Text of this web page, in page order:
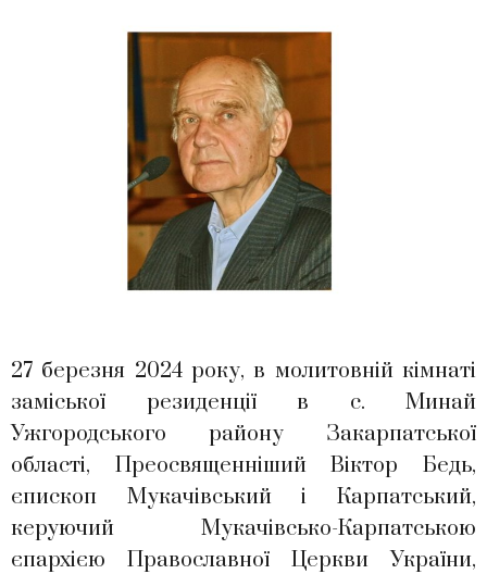
27 березня 2024 року, в молитовній кімнаті
заміської резиденції в с. Минай
Ужгородського району Закарпатської
області, Преосвященніший Віктор Бедь,
єпископ Мукачівський і Карпатський,
керуючий Мукачівсько-Карпатською
єпархією Православної Церкви України,